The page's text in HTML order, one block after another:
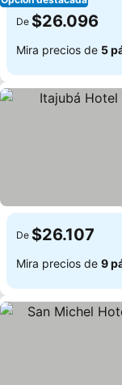
De $26.096
Mira precios de 5
De $26.107
Mira precios de 9